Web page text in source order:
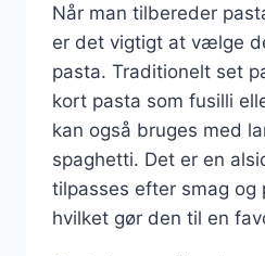
Når man tilbereder
er det vigtigt at vælge
pasta. Traditionelt set
kort pasta som fusilli
kan også bruges med
spaghetti. Det er en
tilpasses efter smag og
hvilket gør den til en